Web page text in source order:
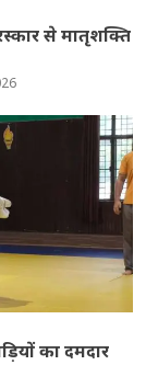
से मातृशक्ति
का दमदार